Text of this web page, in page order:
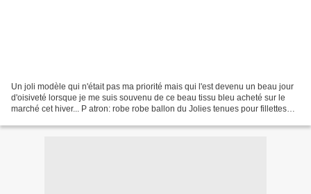
Un joli modèle qui n'était pas ma priorité mais qui l'est devenu un beau jour
d'oisiveté lorsque je me suis souvenu de ce beau tissu bleu acheté sur le
marché cet hiver... P atron: robe robe ballon du Jolies tenues pour fillettes